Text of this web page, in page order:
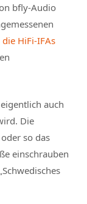
bfly-Audio
HiFi-IFAs
auch
Die
so das
einschrauben